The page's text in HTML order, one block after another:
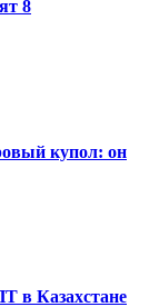
8
купол: он
в Казахстане